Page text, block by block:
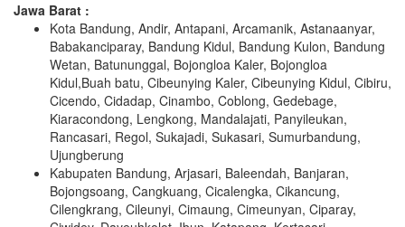
Jawa Barat :
Kota Bandung, Andir, Antapani, Arcamanik, Astanaanyar,
Babakanciparay, Bandung Kidul, Bandung Kulon, Bandung
Wetan, Batununggal, Bojongloa Kaler, Bojongloa
Kidul,Buah batu, Cibeunying Kaler, Cibeunying Kidul, Cibiru,
Cicendo, Cidadap, Cinambo, Coblong, Gedebage,
Kiaracondong, Lengkong, Mandalajati, Panyileukan,
Rancasari, Regol, Sukajadi, Sukasari, Sumurbandung,
Ujungberung
Kabupaten Bandung, Arjasari, Baleendah, Banjaran,
Bojongsoang, Cangkuang, Cicalengka, Cikancung,
Cilengkrang, Cileunyi, Cimaung, Cimeunyan, Ciparay,